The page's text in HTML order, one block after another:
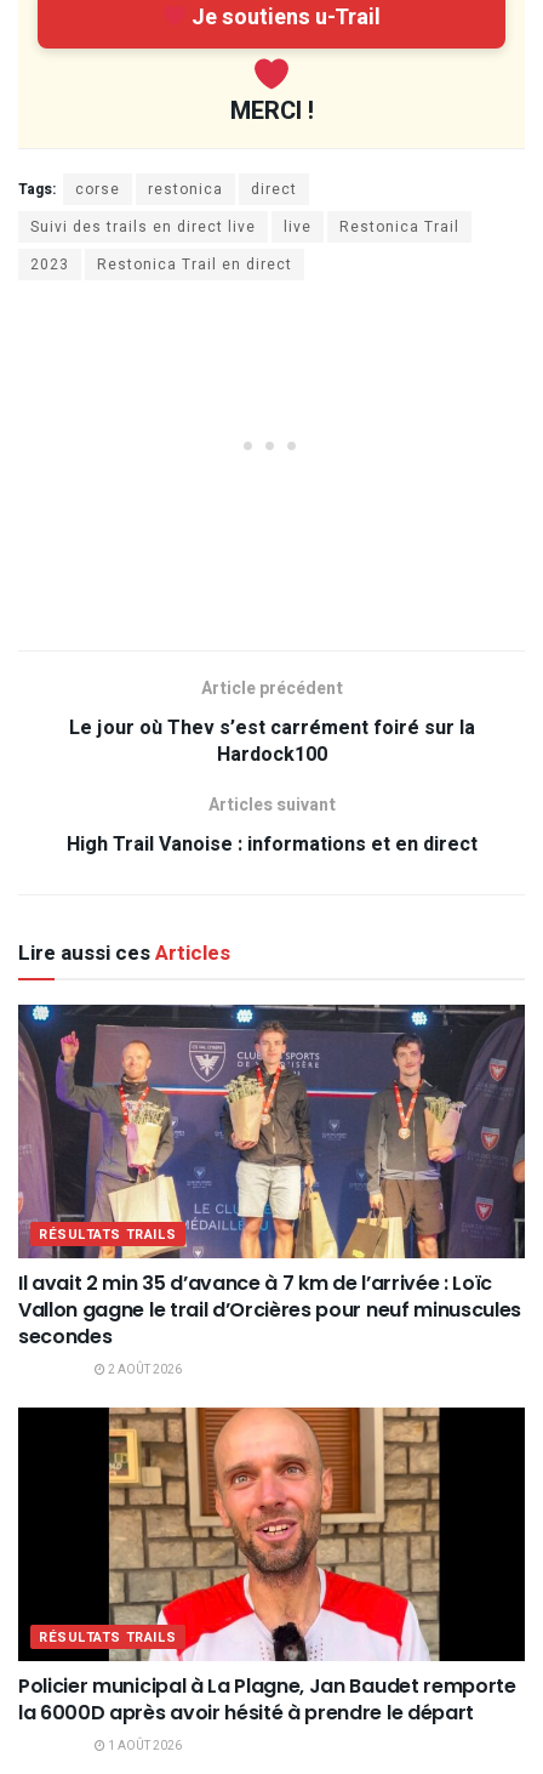
Je soutiens u-Trail
MERCI !
Tags: corse restonica
direct
Suivi des trails en direct live
live
Restonica Trail
2023
Restonica Trail en direct
Article précédent
Le jour où Thev s’est carrément foiré sur la
Hardock100
Articles suivant
High Trail Vanoise : informations et en direct
Lire aussi cesArticles
RÉSULTATS TRAILS
Il avait 2 min 35 d’avance à 7 km de l’arrivée : Loïc
Vallon gagne le trail d’Orcières pour neuf minuscules
secondes
2 AOÛT 2026
RÉSULTATS TRAILS
Policier municipal à La Plagne, Jan Baudet remporte
la 6000D après avoir hésité à prendre le départ
1 AOÛT 2026